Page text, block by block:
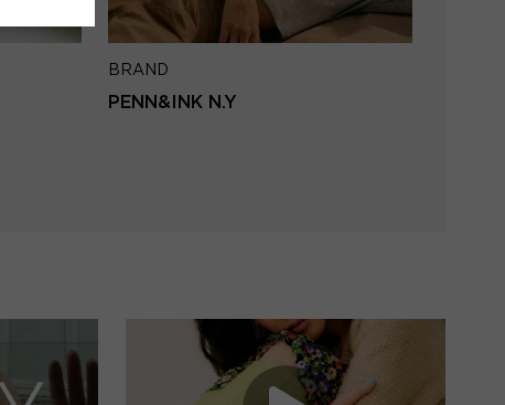
BRAND
PENN&INK N.Y